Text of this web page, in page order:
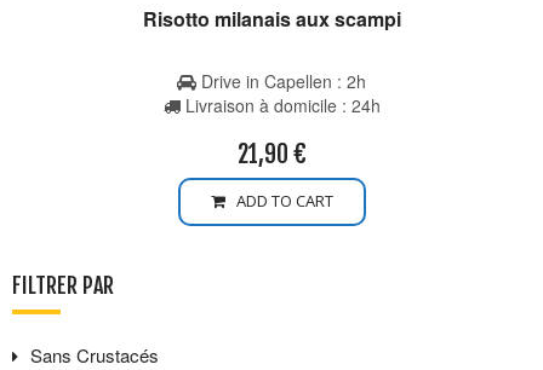
Risotto milanais aux scampi
Drive in Capellen : 2h
Livraison à domicile : 24h
21,90 €
ADD TO CART
FILTRER PAR
Sans Crustacés